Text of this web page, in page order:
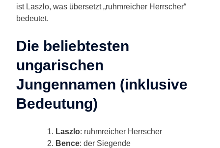
ist Laszlo, was übersetzt „ruhmreicher Herrscher“
bedeutet.
Die beliebtesten
ungarischen
Jungennamen (inklusive
Bedeutung)
Laszlo: ruhmreicher Herrscher
Bence: der Siegende